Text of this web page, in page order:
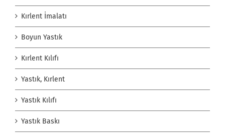
Kırlent İmalatı
Boyun Yastık
Kırlent Kılıfı
Yastık, Kırlent
Yastık Kılıfı
Yastık Baskı